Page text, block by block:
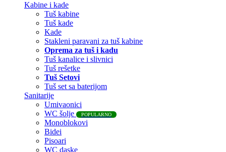
Kabine i kade
Tuš kabine
Tuš kade
Kade
Stakleni paravani za tuš kabine
Oprema za tuš i kadu
Tuš kanalice i slivnici
Tuš rešetke
Tuš Setovi
Tuš set sa baterijom
Sanitarije
Umivaonici
WC šolje
POPULARNO
Monoblokovi
Bidei
Pisoari
WC daske